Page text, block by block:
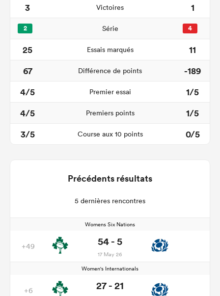
3 Victoires 1
2 Série 4
25 Essais marqués
11
67
Différence de points
-189
4/5
Premier essai
1/5
4/5
Premiers points
1/5
3/5
Course aux 10 points 0/5
Précédents résultats
5 dernières rencontres
Womens Six Nations
+49 54 - 5
17 May 26
Women's Internationals
+6 27 - 21